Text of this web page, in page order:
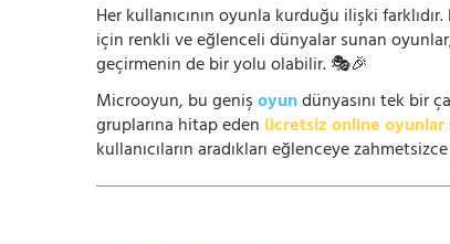
Her kullanıcının oyunla kurduğu ilişki
için renkli ve eğlenceli dünyalar sunan
geçirmenin de bir yolu olabilir. 🎭🎉
Microoyun, bu genişoyundünyasını tek bir
gruplarına hitap eden ücretsiz online oyunlar
kullanıcıların aradıkları eğlenceye